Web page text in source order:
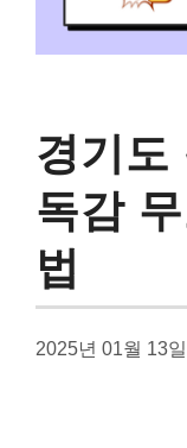
경기도
독감
법
2025년 01월 13일